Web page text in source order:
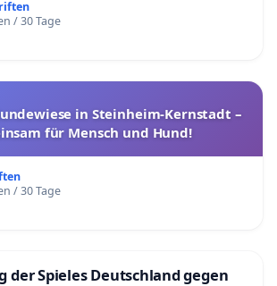
/ 30 Tage
in Steinheim-Kernstadt –
für Mensch und Hund!
/ 30 Tage
der Spieles Deutschland gegen